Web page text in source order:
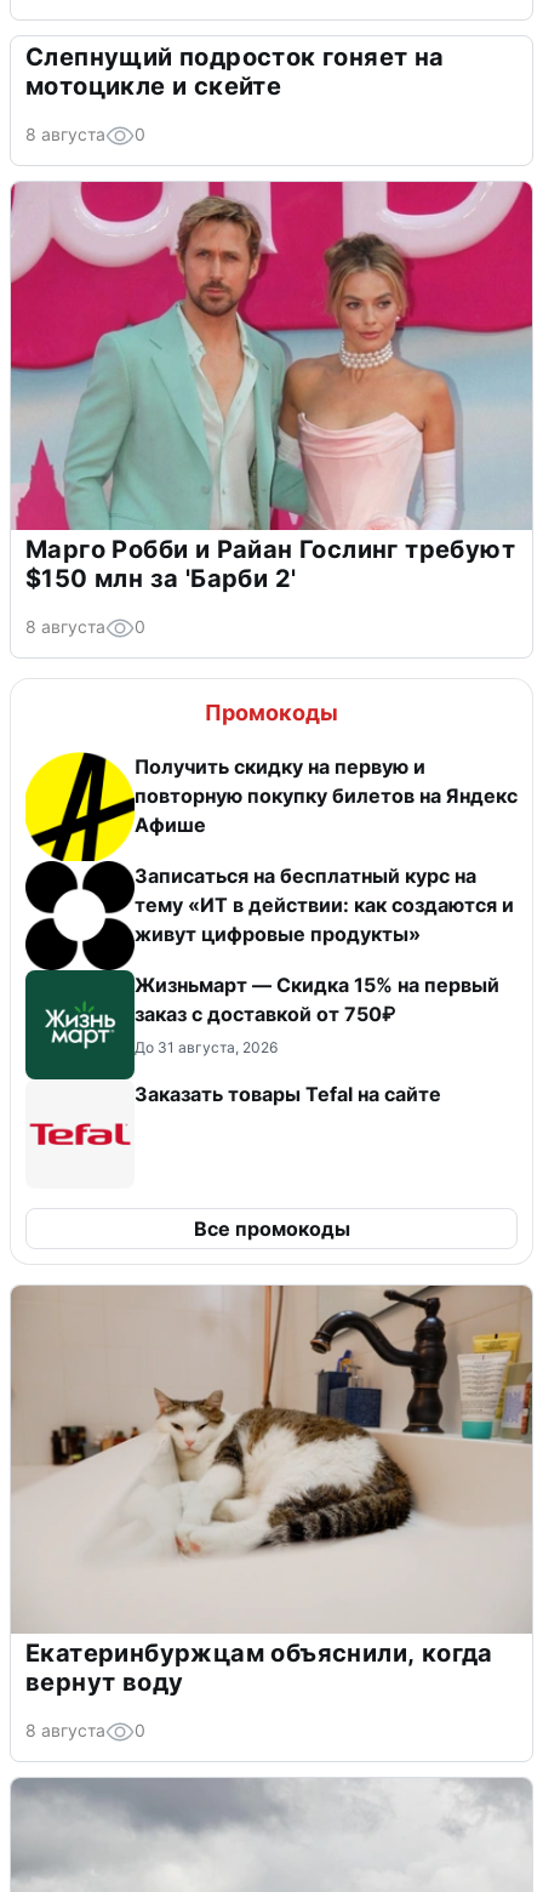
Слепнущий подросток гоняет на
мотоцикле и скейте
8 августа 0
Марго Робби и Райан Гослинг требуют
$150 млн за 'Барби 2'
8 августа 0
Промокоды
Получить скидку на первую и
повторную покупку билетов на Яндекс
Афише
Записаться на бесплатный курс на
тему «ИТ в действии: как создаются и
живут цифровые продукты»
Жизньмарт — Скидка 15% на первый
заказ с доставкой от 750₽
До 31 августа, 2026
Заказать товары Tefal на сайте
Все промокоды
Екатеринбуржцам объяснили, когда
вернут воду
8 августа 0